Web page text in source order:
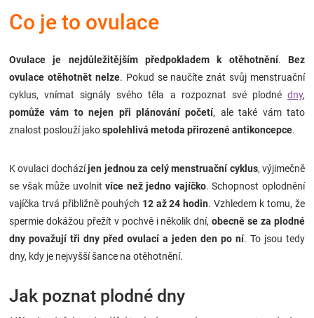
Blog
Hračkářství
Přihlášení
Co je to ovulace
Ovulace je nejdůležitějším předpokladem k otěhotnění.Bez
ovulace otěhotnět nelze. Pokud se naučíte znát svůj menstruační
cyklus, vnímat signály svého těla a rozpoznat své plodné dny,
pomůže vám to nejen při plánování početí, ale také vám tato
znalost poslouží jakospolehlivá metoda přirozené antikoncepce.
K ovulaci docházíjen jednou za celý menstruační cyklus, výjimečně
se však může uvolnitvíce než jedno vajíčko. Schopnost oplodnění
vajíčka trvá přibližně pouhých 12 až 24 hodin. Vzhledem k tomu, že
spermie dokážou přežít v pochvě i několik dní,obecně se za plodné
dny považují tři dny před ovulací a jeden den po ní. To jsou tedy
dny, kdy je nejvyšší šance na otěhotnění.
Jak poznat plodné dny